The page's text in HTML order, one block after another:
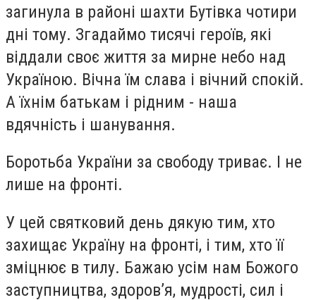
загинула в районі шахти Бутівка чотири
дні тому. Згадаймо тисячі героїв, які
віддали своє життя за мирне небо над
Україною. Вічна їм слава і вічний спокій.
А їхнім батькам і рідним - наша
вдячність і шанування.
Боротьба України за свободу триває. І не
лише на фронті.
У цей святковий день дякую тим, хто
захищає Україну на фронті, і тим, хто її
зміцнює в тилу. Бажаю усім нам Божого
заступництва, здоров’я, мудрості, сил і